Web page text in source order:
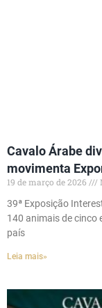
Cavalo Árabe
movimenta
19 de março de 2026
39ª Exposição
140 animais de cinco
país
Leia mais»